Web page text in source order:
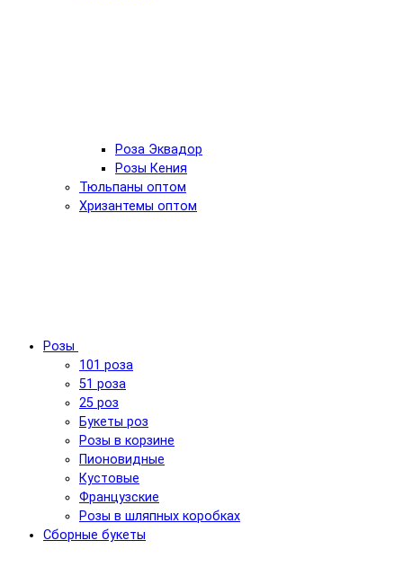
Роза Эквадор
Розы Кения
Тюльпаны оптом
Хризантемы оптом
Розы
101 роза
51 роза
25 роз
Букеты роз
Розы в корзине
Пионовидные
Кустовые
Французские
Розы в шляпных коробках
Сборные букеты